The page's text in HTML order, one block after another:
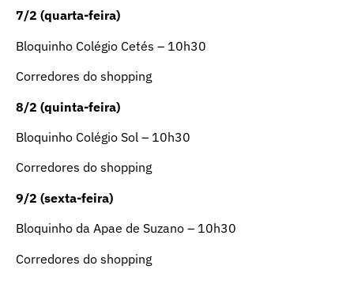
7/2 (quarta-feira)
Bloquinho Colégio Cetés – 10h30
Corredores do shopping
8/2 (quinta-feira)
Bloquinho Colégio Sol – 10h30
Corredores do shopping
9/2 (sexta-feira)
Bloquinho da Apae de Suzano – 10h30
Corredores do shopping